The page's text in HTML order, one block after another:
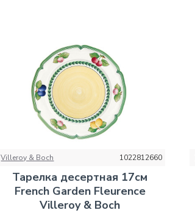
Villeroy & Boch 1022812660
Тарелка десертная 17см
French Garden Fleurence
Villeroy & Boch